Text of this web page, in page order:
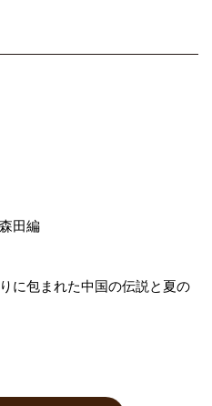
田編
に包まれた中国の伝説と夏の